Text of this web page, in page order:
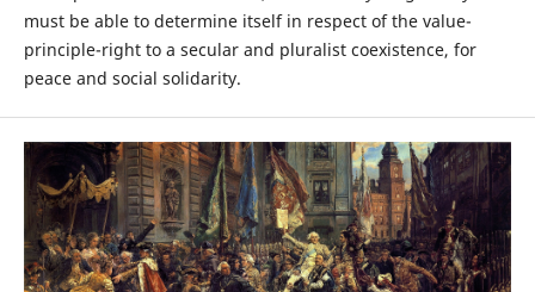
must be able to determine itself in respect of the value-
principle-right to a secular and pluralist coexistence, for
peace and social solidarity.